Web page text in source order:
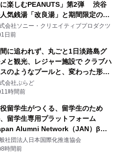
に楽しむPEANUTS」第2弾 渋谷
気銭湯「改良湯」と期間限定のコ
レーション サウナイキタイコラ
ッズも発売決定！
会社ソニー・クリエイティブプロダクツ
1日前
に追われず、丸ごと1日淡路島グ
と観光、レジャー施設で クラブハ
のようなプールと、変わった形の
ナも 「THE BOXY AWAJI」のお
素泊まり連泊プランで
会社ぷらど
11時間前
留学生がつくる、留学生のため
留学生専用プラットフォーム
Alumni Network（JAN）β版
リース
社団法人日本国際化推進協会
8時間前